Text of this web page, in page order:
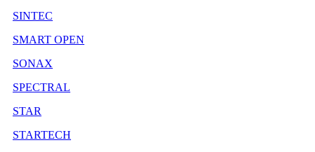
SINTEC
SMART OPEN
SONAX
SPECTRAL
STAR
STARTECH